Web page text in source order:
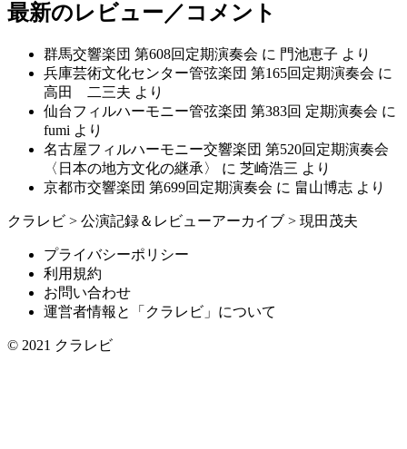
最新のレビュー／コメント
群馬交響楽団 第608回定期演奏会 に 門池恵子 より
兵庫芸術文化センター管弦楽団 第165回定期演奏会 に
高田 二三夫 より
仙台フィルハーモニー管弦楽団 第383回 定期演奏会 に
fumi より
名古屋フィルハーモニー交響楽団 第520回定期演奏会
〈日本の地方文化の継承〉
に 芝崎浩三 より
京都市交響楽団 第699回定期演奏会 に 畠山博志 より
クラレビ > 公演記録＆レビューアーカイブ > 現田茂夫
プライバシーポリシー
利用規約
お問い合わせ
運営者情報と「クラレビ」について
© 2021 クラレビ